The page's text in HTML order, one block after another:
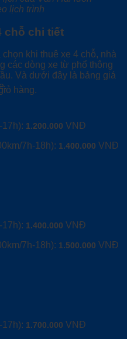
hàng.
lịch trình
chỗ chi tiết
khi thuê xe 4 chỗ, nhà
các dòng xe từ phổ thông
Và dưới đây là bảng giá
1.200.000 VNĐ
7h-18h): 1.400.000 VNĐ
1.400.000 VNĐ
7h-18h): 1.500.000 VNĐ
1.700.000 VNĐ